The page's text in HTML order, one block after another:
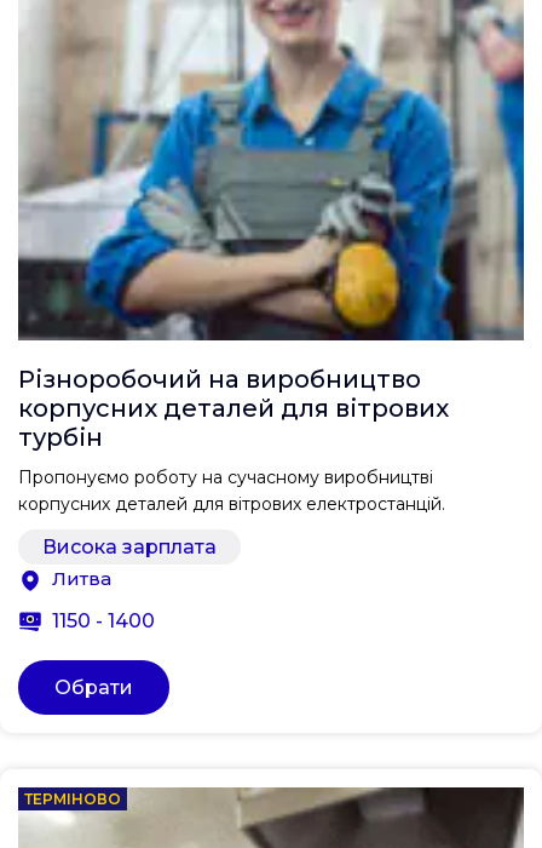
Різноробочий на виробництво
корпусних деталей для вітрових
турбін
Пропонуємо роботу на сучасному виробництві
корпусних деталей для вітрових електростанцій.
Висока зарплата
Литва
1150 - 1400
Обрати
ТЕРМІНОВО